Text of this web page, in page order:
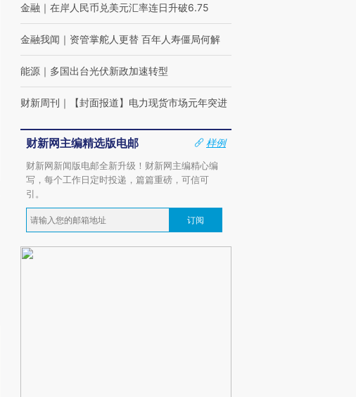
金融 ｜ 在岸人民币兑美元汇率连日升破6.75
金融我闻 ｜ 资管掌舵人更替 百年人寿僵局何解
能源 ｜ 多国出台光伏新政加速转型
财新周刊 ｜ 【封面报道】电力现货市场元年突进
财新网主编精选版电邮
样例
财新网新闻版电邮全新升级！财新网主编精心编
写，每个工作日定时投递，篇篇重磅，可信可
引。
订阅